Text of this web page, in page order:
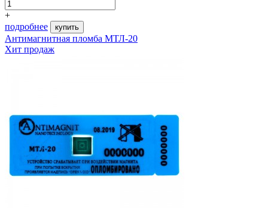
+
подробнее
купить
Антимагнитная пломба МТЛ-20
Хит продаж